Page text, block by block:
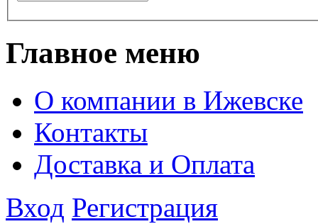
Главное меню
О компании в Ижевске
Контакты
Доставка и Оплата
Вход Регистрация